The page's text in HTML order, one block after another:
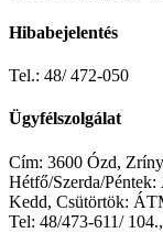
Hibabejelentés
Tel.: 48/ 472-050
Ügyfélszolgálat
Cím: 3600 Ózd,
Hétfő/Szerda/
Kedd, Csütörtök:
Tel: 48/473-611/